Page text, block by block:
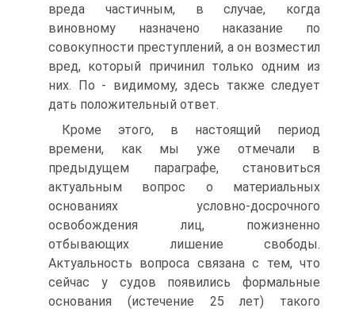
вреда частичным, в случае, когда
виновному назначено наказание по
совокупности преступлений, а он возместил
вред, который причинил только одним из
них. По - видимому, здесь также следует
дать положительный ответ.
Кроме этого, в настоящий период
времени, как мы уже отмечали в
предыдущем параграфе, становиться
актуальным вопрос о материальных
основаниях условно-досрочного
освобождения лиц, пожизненно
отбывающих лишение свободы.
Актуальность вопроса связана с тем, что
сейчас у судов появились формальные
основания (истечение 25 лет) такого